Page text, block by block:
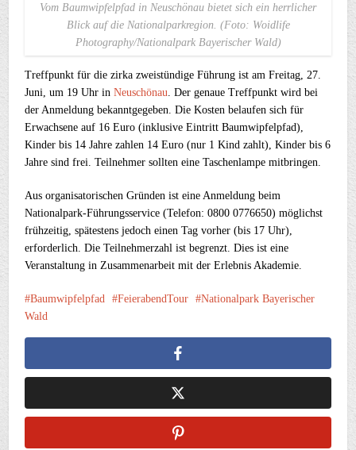
Vom Baumwipfelpfad in Neuschönau bietet sich ein herrlicher
Blick auf die Nationalparkregion. (Foto: Woidlife
Photography/Nationalpark Bayerischer Wald)
Treffpunkt für die zirka zweistündige Führung ist am Freitag, 27.
Juni, um 19 Uhr inNeuschönau . Der genaue Treffpunkt wird bei
der Anmeldung bekanntgegeben. Die Kosten belaufen sich für
Erwachsene auf 16 Euro (inklusive Eintritt Baumwipfelpfad),
Kinder bis 14 Jahre zahlen 14 Euro (nur 1 Kind zahlt), Kinder bis 6
Jahre sind frei. Teilnehmer sollten eine Taschenlampe mitbringen.
Aus organisatorischen Gründen ist eine Anmeldung beim
Nationalpark-Führungsservice (Telefon: 0800 0776650) möglichst
frühzeitig, spätestens jedoch einen Tag vorher (bis 17 Uhr),
erforderlich. Die Teilnehmerzahl ist begrenzt. Dies ist eine
Veranstaltung in Zusammenarbeit mit der Erlebnis Akademie.
Baumwipfelpfad FeierabendTour
Nationalpark Bayerischer
Wald